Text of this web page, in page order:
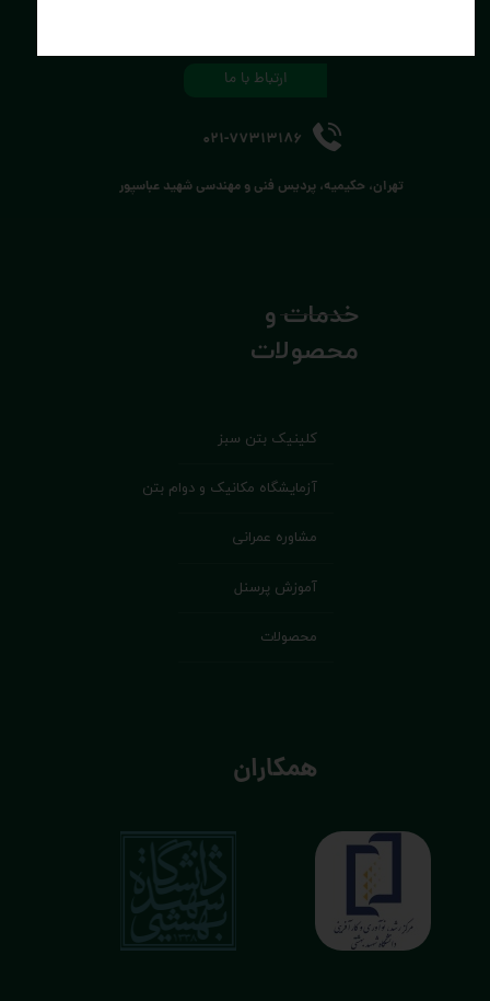
خدمات و
محصولات
کلینیک بتن سبز
آزمایشگاه مکانیک و دوام بتن
مشاوره عمرانی
آموزش پرسنل
محصولات
تهران، حکیمیه، پردیس فنی و مهندسی شهید عباسپور
021-77313186
ارتباط با ما
همکاران